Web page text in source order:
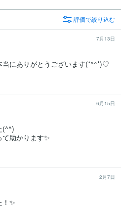
評価で絞り込む
7月13日
当にありがとうございます(*^^*)♡
6月15日
(^^)
助かります✨
2月7日